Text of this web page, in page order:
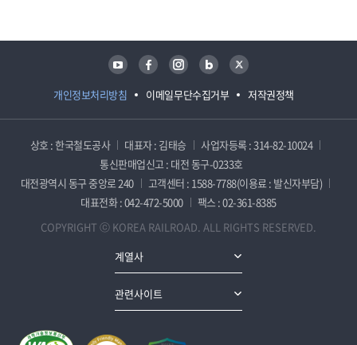
개인정보처리방침 이메일무단수집거부 저작권정책
유튜브 페이스북 인스타그램 블로그 트위터
상호 : 한국철도공사 대표자 : 김태승
사업자등록 : 314-82-10024
통신판매업신고 : 대전 동구-0233호
대전광역시 동구 중앙로 240
고객센터 : 1588-7788(이용료 : 발신자부담)
대표전화 : 042-472-5000
팩스 : 02-361-8385
COPYRIGHT ⓒ KOREA RAILROAD. ALL RIGHTS RESERVED.
계열사
관련사이트